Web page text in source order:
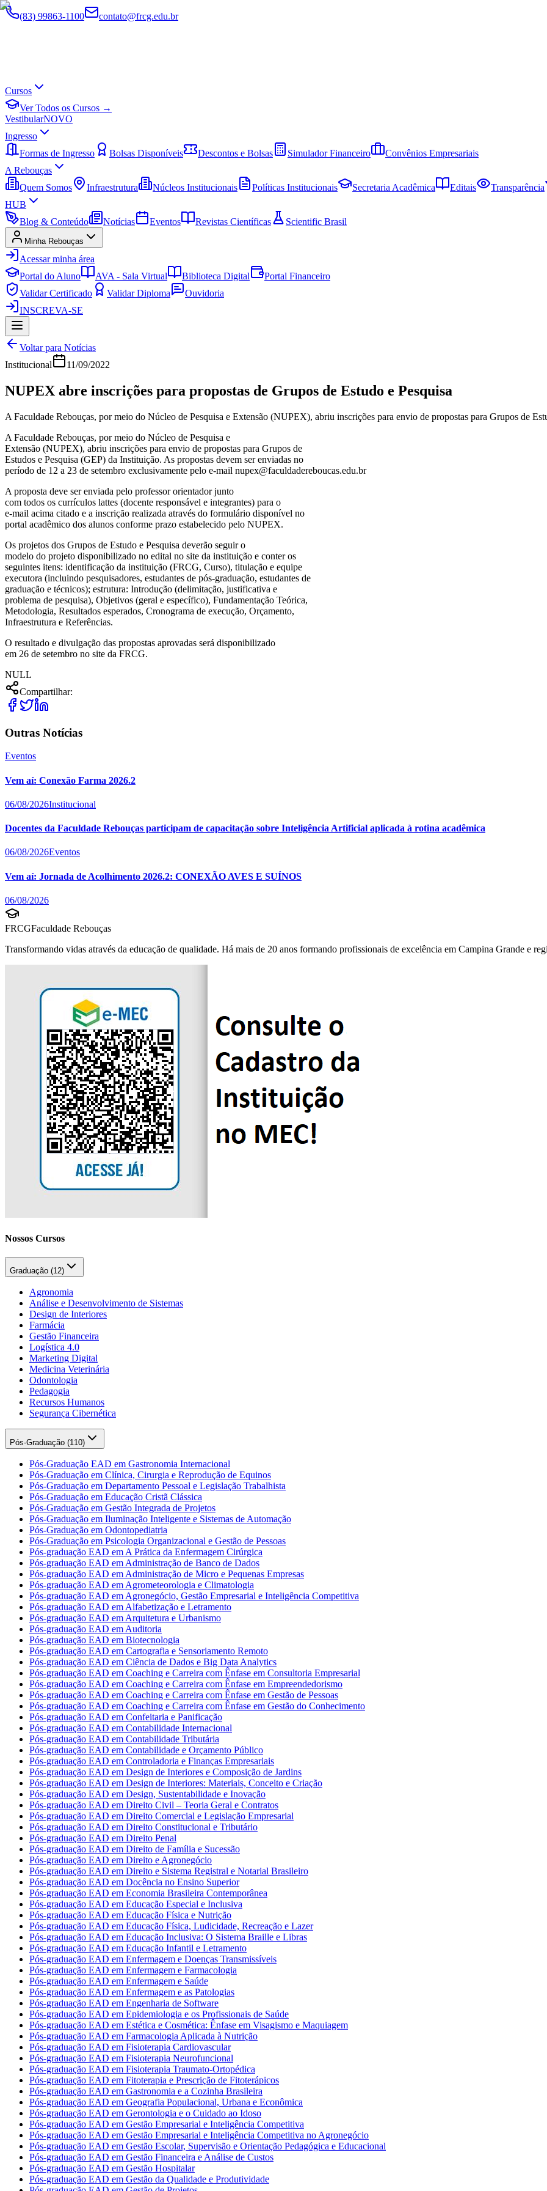
(83) 99863-1100 contato@frcg.edu.br
Cursos
Ver Todos os Cursos →
VestibularNOVO
Ingresso
Formas de Ingresso
Bolsas Disponíveis Descontos e Bolsas Simulador Financeiro
Convênios Empresariais
A Rebouças
Quem Somos
Infraestrutura Núcleos Institucionais Políticas Institucionais Secretaria Acadêmica Editais
Transparência
HUB
Blog & Conteúdo
Notícias Eventos Revistas Científicas Scientific Brasil
Minha Rebouças
Acessar minha área
Portal do Aluno
AVA - Sala Virtual Biblioteca Digital
Portal Financeiro
Validar Certificado
Validar Diploma
Ouvidoria
INSCREVA-SE
Voltar para Notícias
Institucional
11/09/2022
NUPEX abre inscrições para propostas de Grupos de Estudo e Pesquisa
A Faculdade Rebouças, por meio do Núcleo de Pesquisa e Extensão (NUPEX), abriu inscrições para envio de propostas para Grupos de
A Faculdade Rebouças, por meio do Núcleo de Pesquisa e
Extensão (NUPEX), abriu inscrições para envio de propostas para Grupos de
Estudos e Pesquisa (GEP) da Instituição. As propostas devem ser enviadas no
período de 12 a 23 de setembro exclusivamente pelo e-mail nupex@faculdadereboucas.edu.br
A proposta deve ser enviada pelo professor orientador junto
com todos os currículos lattes (docente responsável e integrantes) para o
e-mail acima citado e a inscrição realizada através do formulário disponível no
portal acadêmico dos alunos conforme prazo estabelecido pelo NUPEX.
Os projetos dos Grupos de Estudo e Pesquisa deverão seguir o
modelo do projeto disponibilizado no edital no site da instituição e conter os
seguintes itens: identificação da instituição (FRCG, Curso), titulação e equipe
executora (incluindo pesquisadores, estudantes de pós-graduação, estudantes de
graduação e técnicos); estrutura: Introdução (delimitação, justificativa e
problema de pesquisa), Objetivos (geral e específico), Fundamentação Teórica,
Metodologia, Resultados esperados, Cronograma de execução, Orçamento,
Infraestrutura e Referências.
O resultado e divulgação das propostas aprovadas será disponibilizado
em 26 de setembro no site da FRCG.
NULL
Compartilhar:
Outras Notícias
Eventos
Vem aí: Conexão Farma 2026.2
06/08/2026Institucional
Docentes da Faculdade Rebouças participam de capacitação sobre Inteligência Artificial aplicada à rotina acadêmica
06/08/2026Eventos
Vem aí: Jornada de Acolhimento 2026.2: CONEXÃO AVES E SUÍNOS
06/08/2026
FRCGFaculdade Rebouças
Transformando vidas através da educação de qualidade. Há mais de 20 anos formando profissionais de excelência em Campina Grande e
Nossos Cursos
Graduação (12)
Agronomia
Análise e Desenvolvimento de Sistemas
Design de Interiores
Farmácia
Gestão Financeira
Logística 4.0
Marketing Digital
Medicina Veterinária
Odontologia
Pedagogia
Recursos Humanos
Segurança Cibernética
Pós-Graduação (110)
Pós-Graduação EAD em Gastronomia Internacional
Pós-Graduação em Clínica, Cirurgia e Reprodução de Equinos
Pós-Graduação em Departamento Pessoal e Legislação Trabalhista
Pós-Graduação em Educação Cristã Clássica
Pós-Graduação em Gestão Integrada de Projetos
Pós-Graduação em Iluminação Inteligente e Sistemas de Automação
Pós-Graduação em Odontopediatria
Pós-Graduação em Psicologia Organizacional e Gestão de Pessoas
Pós-graduação EAD em A Prática da Enfermagem Cirúrgica
Pós-graduação EAD em Administração de Banco de Dados
Pós-graduação EAD em Administração de Micro e Pequenas Empresas
Pós-graduação EAD em Agrometeorologia e Climatologia
Pós-graduação EAD em Agronegócio, Gestão Empresarial e Inteligência Competitiva
Pós-graduação EAD em Alfabetização e Letramento
Pós-graduação EAD em Arquitetura e Urbanismo
Pós-graduação EAD em Auditoria
Pós-graduação EAD em Biotecnologia
Pós-graduação EAD em Cartografia e Sensoriamento Remoto
Pós-graduação EAD em Ciência de Dados e Big Data Analytics
Pós-graduação EAD em Coaching e Carreira com Ênfase em Consultoria Empresarial
Pós-graduação EAD em Coaching e Carreira com Ênfase em Empreendedorismo
Pós-graduação EAD em Coaching e Carreira com Ênfase em Gestão de Pessoas
Pós-graduação EAD em Coaching e Carreira com Ênfase em Gestão do Conhecimento
Pós-graduação EAD em Confeitaria e Panificação
Pós-graduação EAD em Contabilidade Internacional
Pós-graduação EAD em Contabilidade Tributária
Pós-graduação EAD em Contabilidade e Orçamento Público
Pós-graduação EAD em Controladoria e Finanças Empresariais
Pós-graduação EAD em Design de Interiores e Composição de Jardins
Pós-graduação EAD em Design de Interiores: Materiais, Conceito e Criação
Pós-graduação EAD em Design, Sustentabilidade e Inovação
Pós-graduação EAD em Direito Civil – Teoria Geral e Contratos
Pós-graduação EAD em Direito Comercial e Legislação Empresarial
Pós-graduação EAD em Direito Constitucional e Tributário
Pós-graduação EAD em Direito Penal
Pós-graduação EAD em Direito de Família e Sucessão
Pós-graduação EAD em Direito e Agronegócio
Pós-graduação EAD em Direito e Sistema Registral e Notarial Brasileiro
Pós-graduação EAD em Docência no Ensino Superior
Pós-graduação EAD em Economia Brasileira Contemporânea
Pós-graduação EAD em Educação Especial e Inclusiva
Pós-graduação EAD em Educação Física e Nutrição
Pós-graduação EAD em Educação Física, Ludicidade, Recreação e Lazer
Pós-graduação EAD em Educação Inclusiva: O Sistema Braille e Libras
Pós-graduação EAD em Educação Infantil e Letramento
Pós-graduação EAD em Enfermagem e Doenças Transmissíveis
Pós-graduação EAD em Enfermagem e Farmacologia
Pós-graduação EAD em Enfermagem e Saúde
Pós-graduação EAD em Enfermagem e as Patologias
Pós-graduação EAD em Engenharia de Software
Pós-graduação EAD em Epidemiologia e os Profissionais de Saúde
Pós-graduação EAD em Estética e Cosmética: Ênfase em Visagismo e Maquiagem
Pós-graduação EAD em Farmacologia Aplicada à Nutrição
Pós-graduação EAD em Fisioterapia Cardiovascular
Pós-graduação EAD em Fisioterapia Neurofuncional
Pós-graduação EAD em Fisioterapia Traumato-Ortopédica
Pós-graduação EAD em Fitoterapia e Prescrição de Fitoterápicos
Pós-graduação EAD em Gastronomia e a Cozinha Brasileira
Pós-graduação EAD em Geografia Populacional, Urbana e Econômica
Pós-graduação EAD em Gerontologia e o Cuidado ao Idoso
Pós-graduação EAD em Gestão Empresarial e Inteligência Competitiva
Pós-graduação EAD em Gestão Empresarial e Inteligência Competitiva no Agronegócio
Pós-graduação EAD em Gestão Escolar, Supervisão e Orientação Pedagógica e Educacional
Pós-graduação EAD em Gestão Financeira e Análise de Custos
Pós-graduação EAD em Gestão Hospitalar
Pós-graduação EAD em Gestão da Qualidade e Produtividade